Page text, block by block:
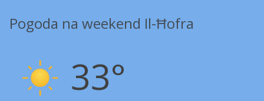
Pogoda na weekend Il-Ħofra
33°